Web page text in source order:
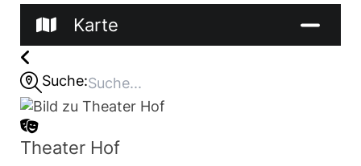
Karte
Suche:
Theater Hof